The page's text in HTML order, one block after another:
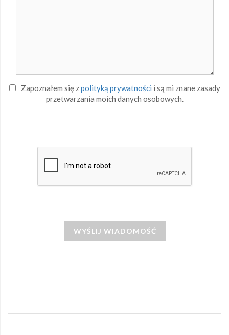
Zapoznałem się zpolityką prywatności i są mi znane zasady
przetwarzania moich danych osobowych.
WYŚLIJ WIADOMOŚĆ